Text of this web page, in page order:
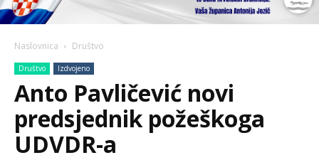
media
Naslovnica Društvo
Društvo Izdvojeno
Anto Pavličević novi
predsjednik požeškoga
UDVDR-a